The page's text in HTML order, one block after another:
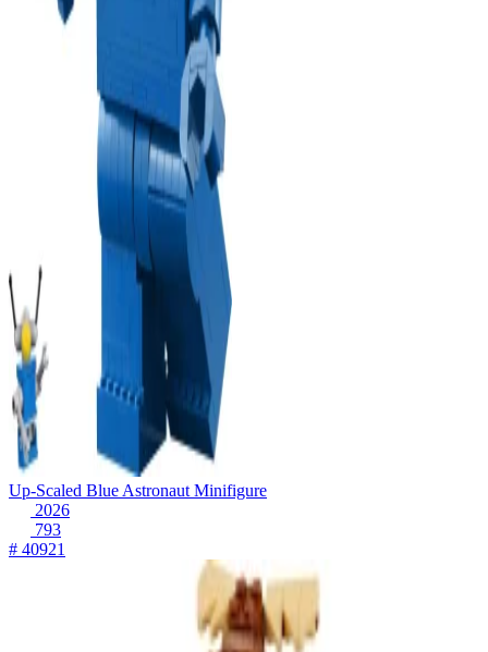
Up-Scaled Blue Astronaut Minifigure
2026
793
# 40921